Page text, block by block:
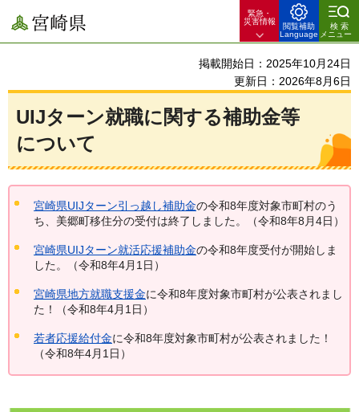
宮崎県
緊急・
災害情報
閲覧補助
Language
検索
メニュー
掲載開始日：2025年10月24日
更新日：2026年8月6日
UIJターン就職に関する補助金等
について
宮崎県UIJターン引っ越し補助金の令和8年度対象市町村のう
ち、美郷町移住分の受付は終了しました。（令和8年8月4日）
宮崎県UIJターン就活応援補助金の令和8年度受付が開始しま
した。（令和8年4月1日）
宮崎県地方就職支援金に令和8年度対象市町村が公表されまし
た！（令和8年4月1日）
若者応援給付金に令和8年度対象市町村が公表されました！
（令和8年4月1日）